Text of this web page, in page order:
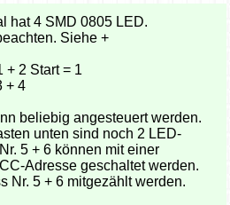
hat 4 SMD 0805 LED.
Siehe +
+ 2 Start = 1
+ 4
beliebig angesteuert werden.
unten sind noch 2 LED-
5 + 6 können mit einer
Adresse geschaltet werden.
Nr. 5 + 6 mitgezählt werden.